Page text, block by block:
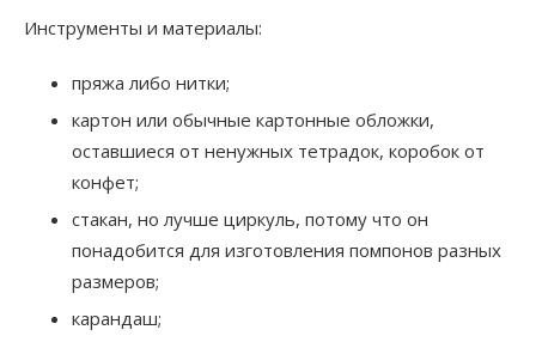
Инструменты и материалы:
пряжа либо нитки;
картон или обычные картонные обложки,
оставшиеся от ненужных тетрадок, коробок от
конфет;
стакан, но лучше циркуль, потому что он
понадобится для изготовления помпонов разных
размеров;
карандаш;